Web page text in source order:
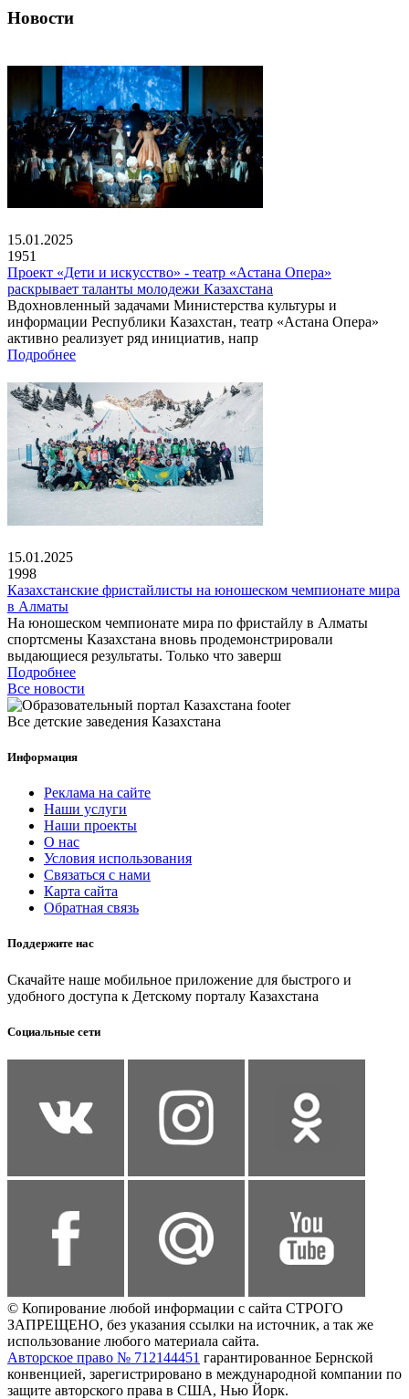
Новости
15.01.2025
1951
Проект «Дети и искусство» - театр «Астана Опера»
раскрывает таланты молодежи Казахстана
Вдохновленный задачами Министерства культуры и
информации Республики Казахстан, театр «Астана Опера»
активно реализует ряд инициатив, напр
Подробнее
15.01.2025
1998
Казахстанские фристайлисты на юношеском чемпионате мира
в Алматы
На юношеском чемпионате мира по фристайлу в Алматы
спортсмены Казахстана вновь продемонстрировали
выдающиеся результаты. Только что заверш
Подробнее
Все новости
Все детские заведения Казахстана
Информация
Реклама на сайте
Наши услуги
Наши проекты
О нас
Условия использования
Связаться с нами
Карта сайта
Обратная связь
Поддержите нас
Скачайте наше мобильное приложение для быстрого и
удобного доступа к Детскому порталу Казахстана
Социальные сети
© Копирование любой информации с сайта СТРОГО
ЗАПРЕЩЕНО, без указания ссылки на источник, а так же
использование любого материала сайта.
Авторское право № 712144451 гарантированное Бернской
конвенцией, зарегистрировано в международной компании по
защите авторского права в США, Нью Йорк.